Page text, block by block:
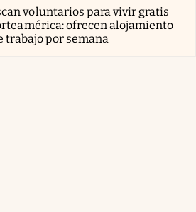
voluntarios para vivir gratis
ofrecen alojamiento
trabajo por semana